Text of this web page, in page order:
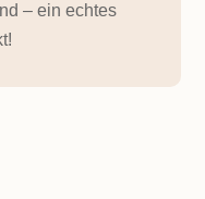
– ein echtes